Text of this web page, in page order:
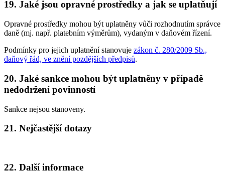
19. Jaké jsou opravné prostředky a jak se uplatňují
Opravné prostředky mohou být uplatněny vůči rozhodnutím správce
daně (mj. např. platebním výměrům), vydaným v daňovém řízení.
Podmínky pro jejich uplatnění stanovuje zákon č. 280/2009 Sb.,
daňový řád, ve znění pozdějších předpisů.
20. Jaké sankce mohou být uplatněny v případě
nedodržení povinností
Sankce nejsou stanoveny.
21. Nejčastější dotazy
22. Další informace